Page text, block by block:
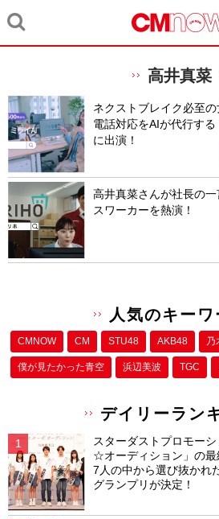
高井真菜
ネクストブレイク必至
電話対応をAIが代行す
に出演！
高井真菜さんが社長の
スワーカーを熱演！
人気のキーワ
CMNOW CM STU48 AKB48 乃
僕が⾒たかった⻘空 浜辺美波 TGC
デイリーラン
スターダストプロモー
☆オーディション」の
7人の中から選び抜かれ
グランプリが決定！